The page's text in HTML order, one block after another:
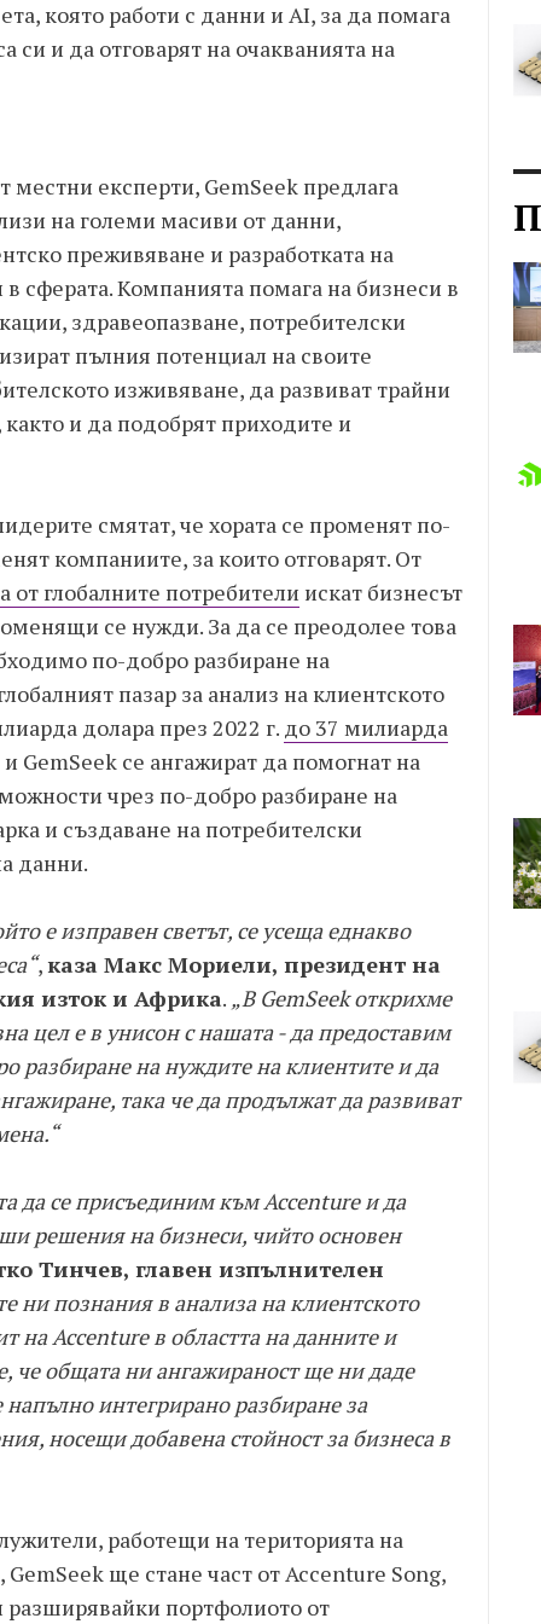
която работи с данни и AI, за да помага
си и да отговарят на очакванията на
местни експерти, GemSeek предлага
на големи масиви от данни,
преживяване и разработката на
сферата. Компанията помага на бизнеси в
здравеопазване, потребителски
пълния потенциал на своите
изживяване, да развиват трайни
и да подобрят приходите и
смятат, че хората се променят по-
компаниите, за които отговарят. От
от глобалните потребители искат бизнесът
се нужди. За да се преодолее това
по-добро разбиране на
пазар за анализ на клиентското
долара през 2022 г. до 37 милиарда
GemSeek се ангажират да помогнат на
чрез по-добро разбиране на
и създаване на потребителски
данни.
е изправен светът, се усеща еднакво
,каза Макс Мориели, президент на
изток и Африка. „В GemSeek открихме
цел е в унисон с нашата - да предоставим
разбиране на нуждите на клиентите и да
така че да продължат да развиват
да се присъединим към Accenture и да
решения на бизнеси, чийто основен
Тинчев, главен изпълнителен
ни познания в анализа на клиентското
на Accenture в областта на данните и
че общата ни ангажираност ще ни даде
интегрирано разбиране за
носещи добавена стойност за бизнеса в
работещи на територията на
ще стане част от Accenture Song,
портфолиото от